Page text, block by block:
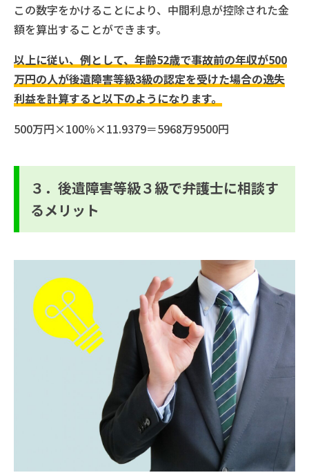
この数字をかけることにより、中間利息が控除された金
額を算出することができます。
以上に従い、例として、年齢52歳で事故前の年収が500
万円の人が後遺障害等級3級の認定を受けた場合の逸失
利益を計算すると以下のようになります。
500万円×100％×11.9379＝5968万9500円
３．後遺障害等級３級で弁護士に相談す
るメリット